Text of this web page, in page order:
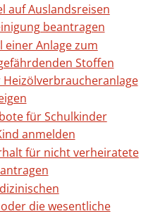
auf Auslandsreisen
beantragen
einer Anlage zum
Stoffen
Heizölverbraucheranlage
für Schulkinder
anmelden
für nicht verheiratete
die wesentliche